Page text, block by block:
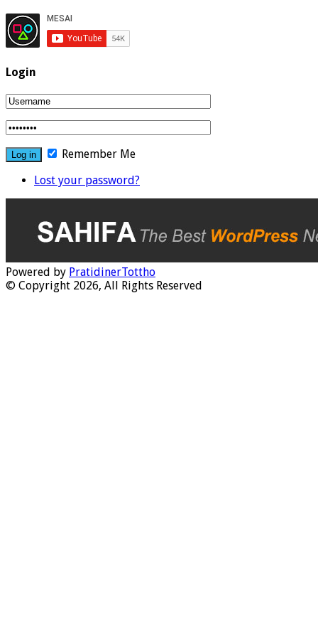
Login
Remember Me
Lost your password?
Powered by PratidinerTottho
© Copyright 2026, All Rights Reserved